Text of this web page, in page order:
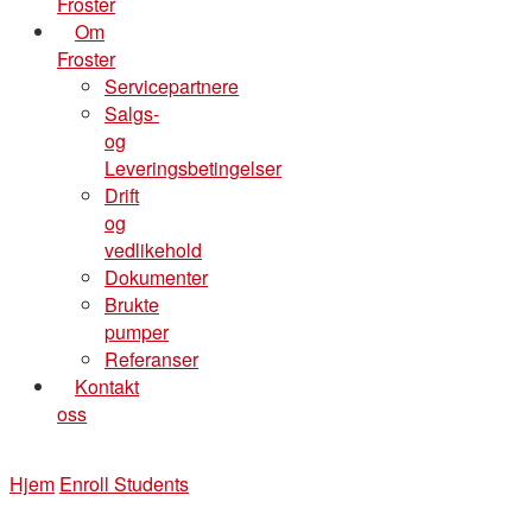
Om
Froster
Servicepartnere
Salgs-
og
Leveringsbetingelser
Drift
og
vedlikehold
Dokumenter
Brukte
pumper
Referanser
Kontakt
oss
Hjem Enroll Students